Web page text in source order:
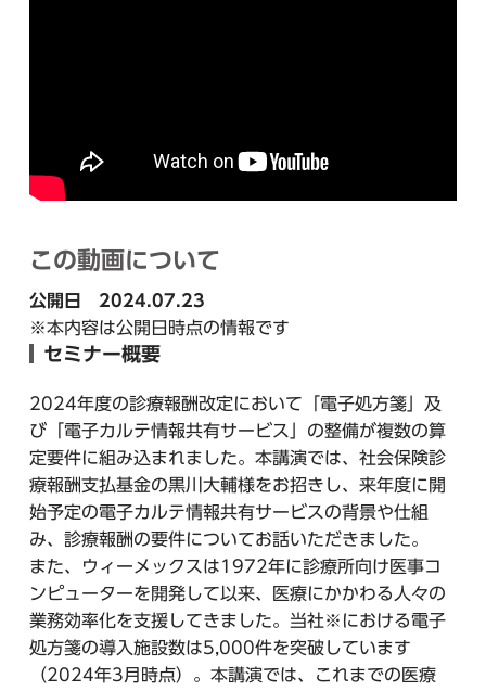
この動画について
公開日 2024.07.23
※本内容は公開日時点の情報です
セミナー概要
2024年度の診療報酬改定において「電子処方箋」及
び「電子カルテ情報共有サービス」の整備が複数の算
定要件に組み込まれました。本講演では、社会保険診
療報酬支払基金の黒川大輔様をお招きし、来年度に開
始予定の電子カルテ情報共有サービスの背景や仕組
み、診療報酬の要件についてお話いただきました。
また、ウィーメックスは1972年に診療所向け医事コ
ンピューターを開発して以来、医療にかかわる人々の
業務効率化を支援してきました。当社※における電子
処方箋の導入施設数は5,000件を突破しています
（2024年3月時点）。本講演では、これまでの医療